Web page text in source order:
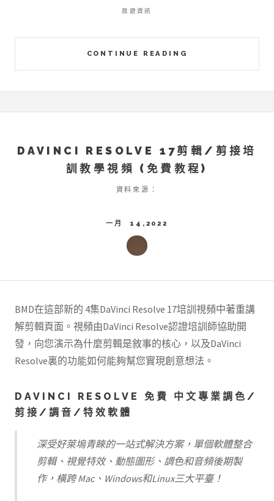
CONTINUE READING
旅遊資訊
DAVINCI RESOLVE 17剪輯/剪接培
訓教學視頻 (免費教程)
資料來源：
一月 14,2022
BMD在這部新的 4集DaVinci Resolve 17培訓視頻中著重講
解剪輯頁面。視頻由DaVinci Resolve認證培訓師協助開
發，向您演示為什麼剪輯是敘事的核心，以及DaVinci
Resolve裏的功能如何能夠幫您實現創意想法。
DAVINCI RESOLVE 免費 中文專業調色/
剪接/調音/特效軟體
深受好萊塢青睞的一站式解決方案，單個軟體整合
剪輯、視覺特效、動態圖形、調色和音頻後期製
作，橫跨 Mac、Windows和Linux三大平臺！